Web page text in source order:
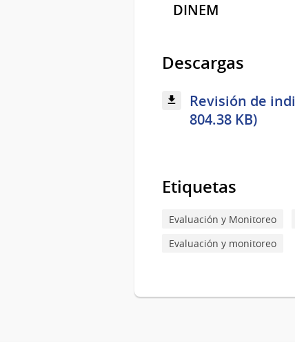
DINEM
Descargas
Revisión de
804.38 KB)
Etiquetas
Evaluación y Monitoreo
Evaluación y monitoreo